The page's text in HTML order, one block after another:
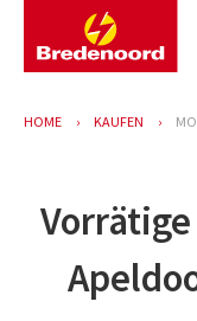
HOME KAUFEN